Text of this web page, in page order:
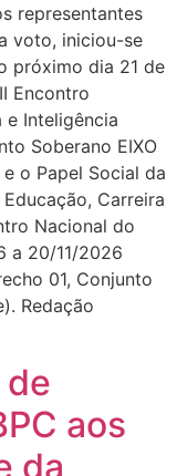
representantes
voto, iniciou-se
próximo dia 21 de
Encontro
e Inteligência
Soberano EIXO
o Papel Social da
Carreira
Nacional do
a 20/11/2026
01, Conjunto
Redação
de
aos
da